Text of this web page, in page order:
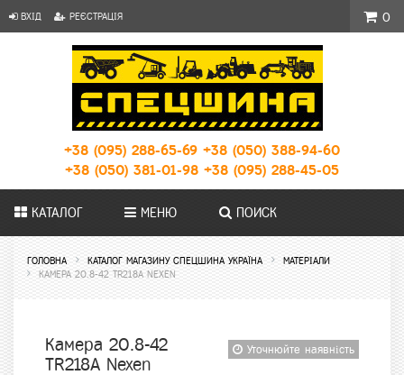
ВХІД РЕЄСТРАЦІЯ
+38 (095) 288-65-69 +38 (050) 388-94-60
+38 (050) 381-01-98 +38 (095) 288-45-05
КАТАЛОГ МЕНЮ ПОИСК
ГОЛОВНА КАТАЛОГ МАГАЗИНУ СПЕЦШИНА УКРАЇНА
МАТЕРІАЛИ
КАМЕРА 20.8-42 TR218A NEXEN
Уточнюйте наявність
Камера 20.8-42
TR218A Nexen
0